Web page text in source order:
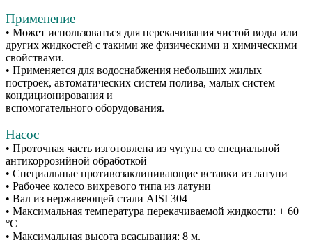
Применение
• Может использоваться для перекачивания чистой воды или
других жидкостей с такими же физическими и химическими
свойствами.
• Применяется для водоснабжения небольших жилых
построек, автоматических систем полива, малых систем
кондиционирования и
вспомогательного оборудования.
Насос
• Проточная часть изготовлена из чугуна со специальной
антикоррозийной обработкой
• Специальные противозаклинивающие вставки из латуни
• Рабочее колесо вихревого типа из латуни
• Вал из нержавеющей стали AISI 304
• Максимальная температура перекачиваемой жидкости: + 60
°С
• Максимальная высота всасывания: 8 м.